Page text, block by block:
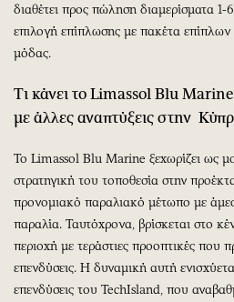
διαθέτει προς πώληση διαμερίσματα
επιλογή επίπλωσης με πακέτα
μόδας.
Τι κάνει το Limassol Blu Marine
με άλλες αναπτύξεις στην
Το Limassol Blu Marine ξεχωρίζει ως
στρατηγική του τοποθεσία στην
προνομιακό παραλιακό μέτωπο με
παραλία. Ταυτόχρονα, βρίσκεται στο
περιοχή με τεράστιες προοπτικές που
επενδύσεις. Η δυναμική αυτή
επενδύσεις του TechIsland, που